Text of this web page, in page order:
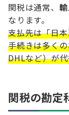
関税は通常、
なります。
支払先は「日
手続きは多く
DHLなど）が
関税の勘定